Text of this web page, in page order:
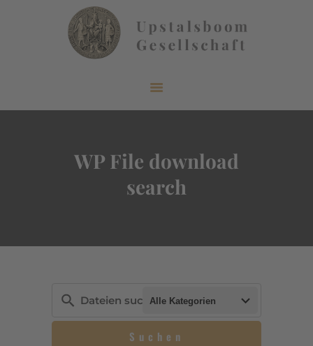
WP File download
search
VERÖFFENTLICHUNGEN
INFORMIEREN
KONTAKT
Alle Kategorien
Suchen